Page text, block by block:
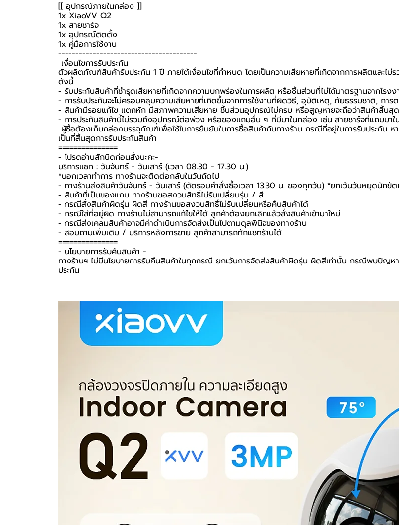
[[ อุปกรณ์ภายในกล่อง ]]
1x XiaoVV Q2
1x สายชาร์จ
1x อุปกรณ์ติดตั้ง
1x คู่มือการใช้งาน
----------------------------------------
️ เงื่อนไขการรับประกัน ️
ตัวผลิตภัณฑ์สินค้ารับประกัน 1 ปี ภายใต้เงื่อนไขที่กำหนด โดยเป็นความเสียหายที่เกิดจากการผลิตและไม่ร
ดังนี้
- รับประกันสินค้าที่ชำรุดเสียหายที่เกิดจากความบกพร่องในการผลิต หรือชิ้นส่วนที่ไม่ได้มาตรฐานจากโรงง
- การรับประกันจะไม่ครอบคลุมความเสียหายที่เกิดขึ้นจากการใช้งานที่ผิดวิธี, อุบัติเหตุ, ภัยธรรมชาติ, กา
- สินค้ามีรอยแก้ไข แตกหัก มีสภาพความเสียหาย ชิ้นส่วนอุปกรณ์ไม่ครบ หรือสูญหายจะถือว่าสินค้าสิ้นสุด
- การประกันสินค้านี้ไม่รวมถึงอุปกรณ์ต่อพ่วง หรือของแถมอื่น ๆ ที่มีมาในกล่อง เช่น สายชาร์จที่แถมมา
ผู้ซื้อต้องเก็บกล่องบรรจุภัณฑ์เพื่อใช้ในการยืนยันในการซื้อสินค้ากับทางร้าน กรณีที่อยู่ในการรับประกัน
เป็นที่สิ้นสุดการรับประกันสินค้า ️
===============
-️ โปรดอ่านสักนิดก่อนสั่งนะคะ-️
บริการแชท : วันจันทร์ - วันเสาร์ (เวลา 08.30 - 17.30 น.)
*นอกเวลาทำการ ทางร้านจะติดต่อกลับในวันถัดไป
- ทางร้านส่งสินค้าวันจันทร์ - วันเสาร์ (ตัดรอบคำสั่งซื้อเวลา 13.30 น. ของทุกวัน) *ยกเว้นวันหยุดนักขัต
- สินค้าที่เป็นของแถม ทางร้านขอสงวนสิทธิ์ไม่รับเปลี่ยนรุ่น / สี
- กรณีสั่งสินค้าผิดรุ่น ผิดสี ทางร้านขอสงวนสิทธิ์ไม่รับเปลี่ยนหรือคืนสินค้าได้
- กรณีใส่ที่อยู่ผิด ทางร้านไม่สามารถแก้ไขให้ได้ ลูกค้าต้องยกเลิกแล้วสั่งสินค้าเข้ามาใหม่
- กรณีส่งเคลมสินค้าอาจมีค่าดำเนินการจัดส่งเป็นไปตามดุลพินิจของทางร้าน
- สอบถามเพิ่มเติม / บริการหลังการขาย ลูกค้าสามารถทักแชทร้านได้
===============
-️ นโยบายการรับคืนสินค้า -️
ทางร้านฯ ไม่มีนโยบายการรับคืนสินค้าในทุกกรณี ยกเว้นการจัดส่งสินค้าผิดรุ่น ผิดสีเท่านั้น กรณีพบปัญหา
ประกัน